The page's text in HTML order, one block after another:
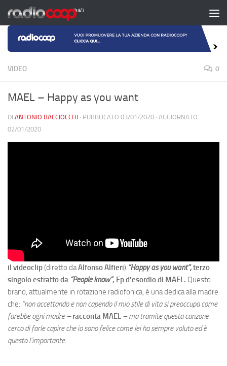
Salta al contenuto
VIDEO 0
MAEL – Happy as you want
DI ANTONIO BACCIOCCHI · PUBBLICATO 03/01/2020 · AGGIORNATO
02/01/2020
il videoclip(diretto daAlfonso Alfieri) “Happy as you want”,terzo
singolo estratto da “People know”, Ep d’esordio di MAEL. Questo
brano, attualmente in rotazione radiofonica, è una dedica alla madre
che: “non accettando e non capendo il mio stile di vita si preoccupa come
farebbe ogni madre –racconta MAEL – ma tramite questa canzone
cerco di farle capire che io sono felice come lei ha sempre voluto ed è
questo l’importante.